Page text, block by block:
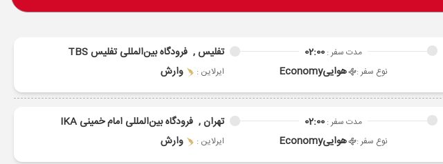
مدت سفر : 02:00
نوع سفر : هواییEconomy
تفلیس , فرودگاه بین‌المللی تفلیس TBS
ایرلاین : وارش
مدت سفر : 02:00
نوع سفر : هواییEconomy
تهران , فرودگاه بین‌المللی امام خمینی IKA
ایرلاین : وارش